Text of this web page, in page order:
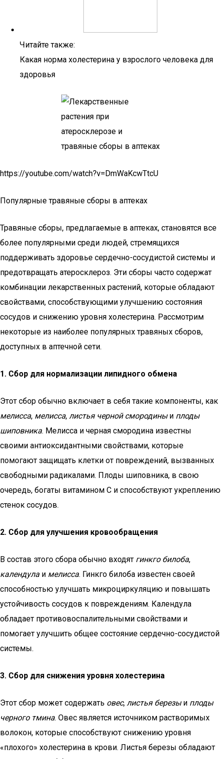
Читайте также:
Какая норма холестерина у взрослого человека для
здоровья
https://youtube.com/watch?v=DmWaKcwTtcU
Популярные травяные сборы в аптеках
Травяные сборы, предлагаемые в аптеках, становятся все
более популярными среди людей, стремящихся
поддерживать здоровье сердечно-сосудистой системы и
предотвращать атеросклероз. Эти сборы часто содержат
комбинации лекарственных растений, которые обладают
свойствами, способствующими улучшению состояния
сосудов и снижению уровня холестерина. Рассмотрим
некоторые из наиболее популярных травяных сборов,
доступных в аптечной сети.
1. Сбор для нормализации липидного обмена
Этот сбор обычно включает в себя такие компоненты, как
мелисса, мелисса, листья черной смородиныи плоды
шиповника. Мелисса и черная смородина известны
своими антиоксидантными свойствами, которые
помогают защищать клетки от повреждений, вызванных
свободными радикалами. Плоды шиповника, в свою
очередь, богаты витамином C и способствуют укреплению
стенок сосудов.
2. Сбор для улучшения кровообращения
В состав этого сбора обычно входят гинкго билоба,
календула и мелисса. Гинкго билоба известен своей
способностью улучшать микроциркуляцию и повышать
устойчивость сосудов к повреждениям. Календула
обладает противовоспалительными свойствами и
помогает улучшить общее состояние сердечно-сосудистой
системы.
3. Сбор для снижения уровня холестерина
Этот сбор может содержать овес, листья березыи плоды
черного тмина. Овес является источником растворимых
волокон, которые способствуют снижению уровня
«плохого» холестерина в крови. Листья березы обладают